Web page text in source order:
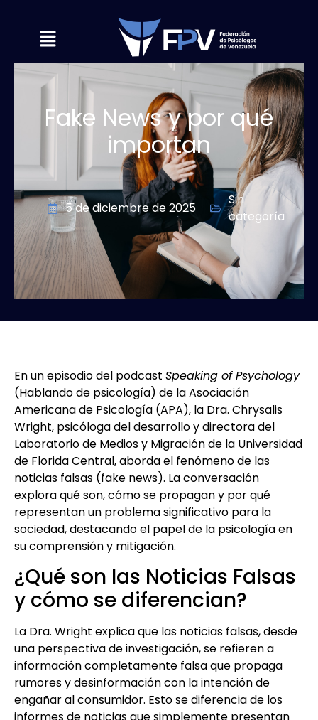
Fake News y por qué
importan
5 de diciembre de 2025
Sin
categoría
En un episodio del podcast Speaking of Psychology
(Hablando de psicología) de la Asociación
Americana de Psicología (APA), la Dra. Chrysalis
Wright, psicóloga del desarrollo y directora del
Laboratorio de Medios y Migración de la Universidad
de Florida Central, aborda el fenómeno de las
noticias falsas (fake news). La conversación
explora qué son, cómo se propagan y por qué
representan un problema significativo para la
sociedad, destacando el papel de la psicología en
su comprensión y mitigación.
¿Qué son las Noticias Falsas
y cómo se diferencian?
La Dra. Wright explica que las noticias falsas, desde
una perspectiva de investigación, se refieren a
información completamente falsa que propaga
rumores y desinformación con la intención de
engañar al consumidor. Esto se diferencia de los